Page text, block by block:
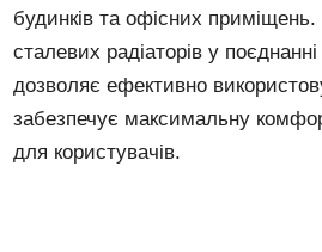
будинків та офісних
сталевих радіаторів у
дозволяє ефективно
забезпечує максимальну
для користувачів.